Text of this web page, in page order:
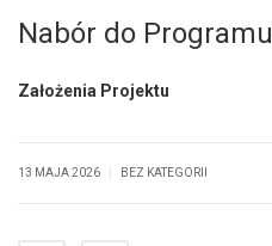
Nabór do Programu
Założenia Projektu
13 MAJA 2026 BEZ KATEGORII